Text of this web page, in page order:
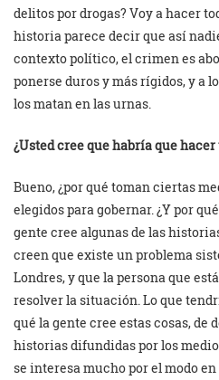
delitos por drogas? Voy a hacer
historia parece decir que así
contexto político, el crimen es
ponerse duros y más rígidos, y a
los matan en las urnas.
¿Usted cree que habría que
Bueno, ¿por qué toman ciertas
elegidos para gobernar. ¿Y por
gente cree algunas de las
creen que existe un problema
Londres, y que la persona que
resolver la situación. Lo que
qué la gente cree estas cosas, de
historias difundidas por los
se interesa mucho por el modo